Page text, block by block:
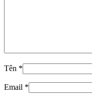
Tên *
Email *